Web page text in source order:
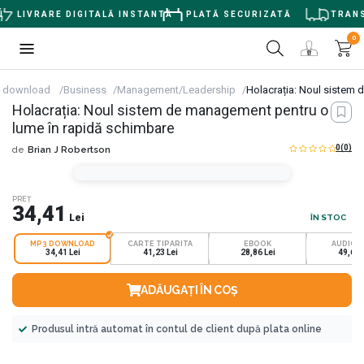
LIVRARE DIGITALĂ INSTANTĂ PLATĂ SECURIZATĂ
0
Business Management/Leadership Holacrația: Noul sistem
Holacrația: Noul sistem de management pentru o
lume în rapidă schimbare
de Brian J Robertson 0(0)
PREȚ
34,41 Lei ÎN STOC
MP3 DOWNLOAD
34,41 Lei
CARTE TIPARITA
41,23 Lei
EBOOK
28,86 Lei 49,69
ADĂUGAȚI ÎN COȘ
Produsul intră automat în contul de client după plata online